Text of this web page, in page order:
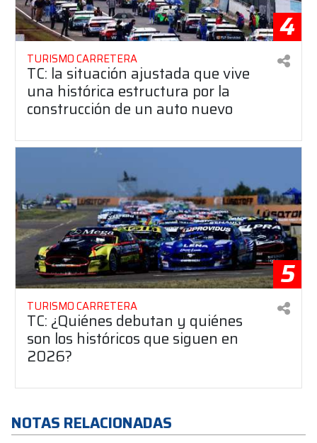
4
TURISMO CARRETERA
TC: la situación ajustada que vive
una histórica estructura por la
construcción de un auto nuevo
5
TURISMO CARRETERA
TC: ¿Quiénes debutan y quiénes
son los históricos que siguen en
2026?
NOTAS RELACIONADAS